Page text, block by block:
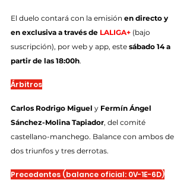
El duelo contará con la emisión en directo y
en exclusiva a través de LALIGA+ (bajo
suscripción), por web y app, este sábado 14 a
partir de las 18:00h.
Árbitros
Carlos Rodrigo Miguel y Fermín Ángel
Sánchez-Molina Tapiador, del comité
castellano-manchego. Balance con ambos de
dos triunfos y tres derrotas.
Precedentes (balance oficial: 0V-1E-6D)